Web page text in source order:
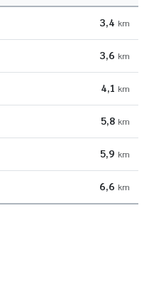
3,4 km
3,6 km
4,1 km
5,8 km
5,9 km
6,6 km